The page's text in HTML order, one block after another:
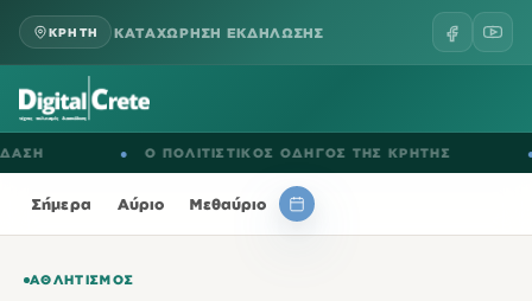
ΚΡΗΤΗ ΚΑΤΑΧΩΡΗΣΗ ΕΚΔΗΛΩΣΗΣ
Ο ΠΟΛΙΤΙΣΤΙΚΟΣ ΟΔΗΓΟΣ ΤΗΣ ΚΡΗΤΗΣ
Σήμερα Αύριο Μεθαύριο
ΑΘΛΗΤΙΣΜΌΣ